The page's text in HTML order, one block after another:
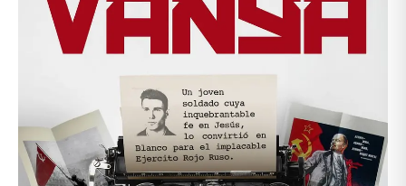
Trató
Ocultar